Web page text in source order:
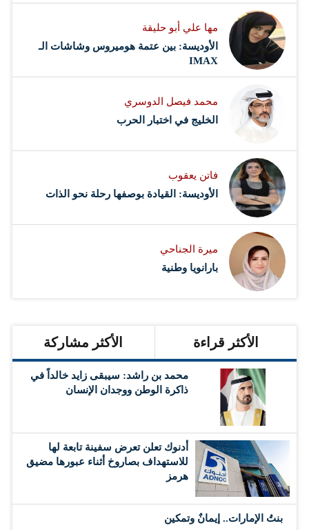
مها علي أبو حليقة
الأوديسة: بين عتمة هوميروس وشاشات الـ
IMAX
محمد فيصل الدوسري ​
‏الخليج في اختبار الحرب
فاتن يعقوب
الأوديسة: القيادة بوصفها رحلة نحو الذات
ميرة الجناحي
بارانويا وطنية
الأكثر قراءة الأكثر مشاركة
محمد بن راشد: سيبقى زايد خالداً في
ذاكرة الوطن ووجدان الإنسان
أدنوك تعلن تعرض سفينة تابعة لها
للاستهداف بصاروخ أثناء عبورها مضيق
هرمز
بنتُ الإمارات.. إيمانٌ وتمكين